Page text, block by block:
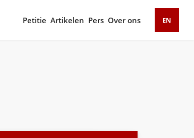
Petitie Artikelen Pers Over ons EN